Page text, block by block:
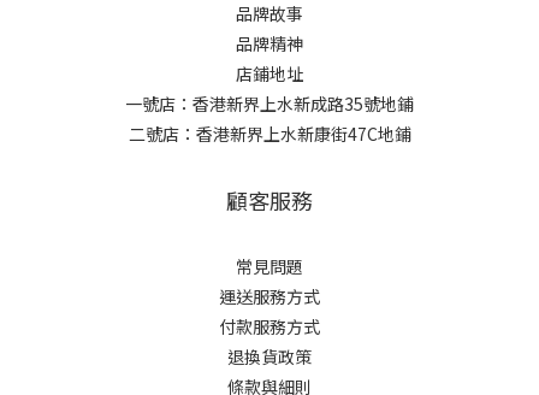
品牌故事
品牌精神
店鋪地址
一號店：香港新界上水新成路35號地鋪
二號店：香港新界上水新康街47C地鋪
顧客服務
常見問題
運送服務方式
付款服務方式
退換貨政策
條款與細則